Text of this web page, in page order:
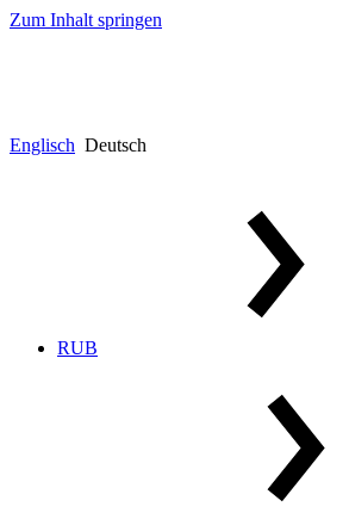
Zum Inhalt springen
Englisch Deutsch
RUB